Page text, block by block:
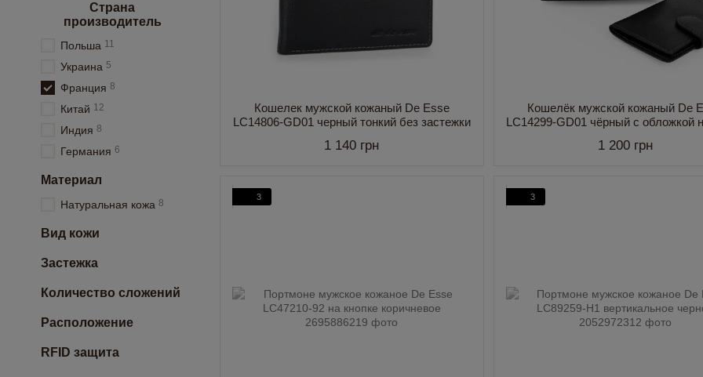
Кошелек мужской кожаный De Esse
LC14806-GD01 черный тонкий без застежки
1 140 грн
Кошелёк мужской кожаный De
LC14299-GD01 чёрный c обложкой
1 200 грн
3 3
Страна
производитель
Польша 11
Украина 5
Франция 8
Китай 12
Индия 8
Германия 6
Материал
Натуральная кожа 8
Вид кожи
Застежка
Количество сложений
Расположение
RFID защита